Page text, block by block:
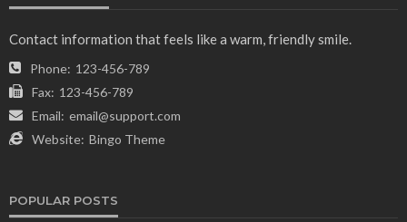
Contact information that feels like a warm, friendly smile.
Phone: 123-456-789
Fax: 123-456-789
Email: email@support.com
Website: Bingo Theme
POPULAR POSTS